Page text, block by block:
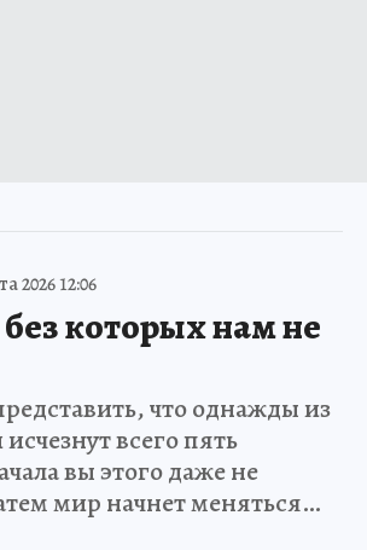
2026 12:06
которых нам не
что однажды из
всего пять
вы этого даже не
мир начнет меняться…